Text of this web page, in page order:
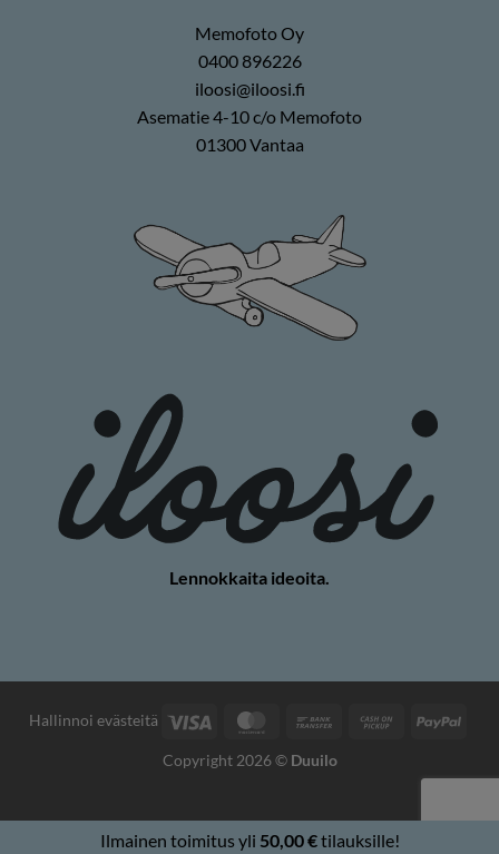
Memofoto Oy
0400 896226
iloosi@iloosi.fi
Asematie 4-10 c/o Memofoto
01300 Vantaa
Lennokkaita ideoita.
Hallinnoi evästeitä Visa MasterCardPankkisiirtoKäteisellä
Copyright 2026 © Duuilo
Ilmainen toimitus yli 50,00€tilauksille!